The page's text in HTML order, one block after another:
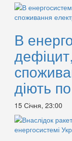
В
діють по
15 Січня, 23:00